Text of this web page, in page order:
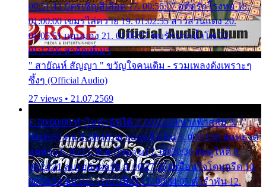
00:51:43 บัตรเชิญสีเลือด 17. 00:56:07 อดีตรักโรงทอ 18.
01:00:00 เขมรไล่ควาย 19. 01:02:55 สาวสวนแตง 20.
01:05:51 แอบมอง 21. 01:09:27 พบรักปากน้ำโพ 22.
01:13:06 สายัณห์เมา
" สายัณห์ สัญญา " ขวัญใจคนเดิม - รวมเพลงดังเพราะๆ
ซึ้งๆ (Official Audio)
27 views • 21.07.2569
1. 00:00:00 ทำไมทำฉันได้ 2. 00:03:20 นางฟ้าสลัม 3.
00:06:50 คน 4. 00:10:36 บุญเหลือเกิน 5. 00:13:58 ฝนหยาด
สุดท้าย 6. 00:17:30 ยาใจยาจก 7. 00:20:30 คิดดูให้ดี 8.
00:24:21 ลบรอยแผลรัก 9. 00:27:35 เหมือนใจโดนกรีด 10.
00:30:54 ขบวนการเปาเปียว 11. 00:34:05 คำรำพัน 12.